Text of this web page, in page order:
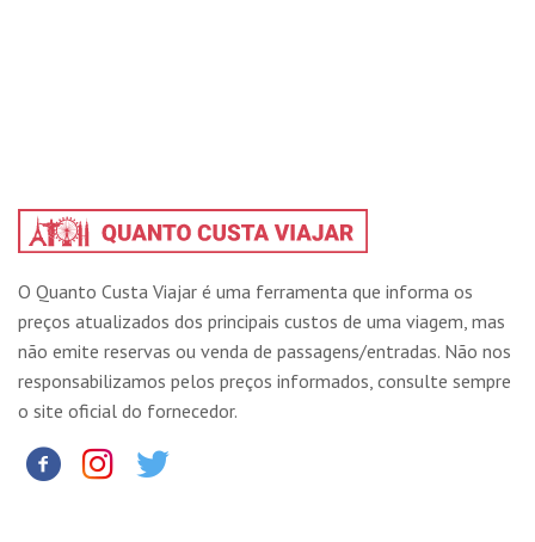
O Quanto Custa Viajar é uma ferramenta que informa os
preços atualizados dos principais custos de uma viagem, mas
não emite reservas ou venda de passagens/entradas. Não nos
responsabilizamos pelos preços informados, consulte sempre
o site oficial do fornecedor.